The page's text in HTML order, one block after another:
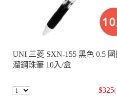
UNI 三菱 SXN-155 黑色 0.5
溜鋼珠筆 10入/盒
$325